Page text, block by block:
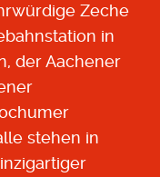
Zeche
in
der Aachener
stehen in